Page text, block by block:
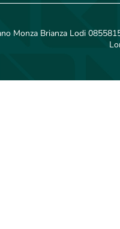
Monza Brianza Lodi